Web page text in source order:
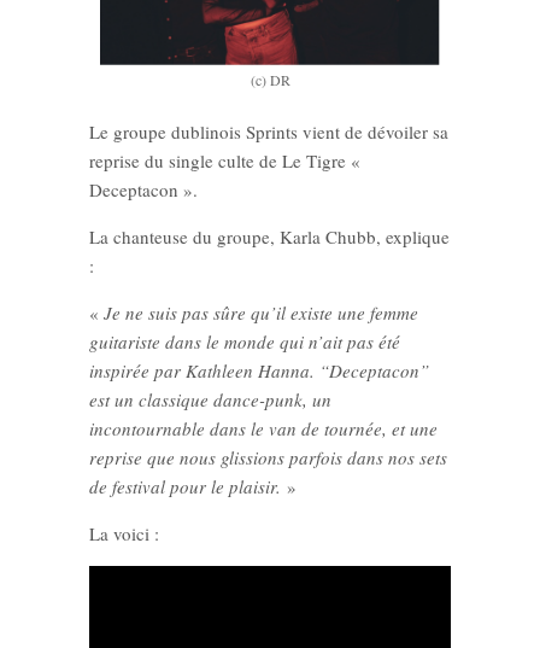
(c) DR
Le groupe dublinois Sprints vient de dévoiler sa
reprise du single culte de Le Tigre «
Deceptacon ».
La chanteuse du groupe, Karla Chubb, explique
:
« Je ne suis pas sûre qu’il existe une femme
guitariste dans le monde qui n’ait pas été
inspirée par Kathleen Hanna. “Deceptacon”
est un classique dance-punk, un
incontournable dans le van de tournée, et une
reprise que nous glissions parfois dans nos sets
de festival pour le plaisir. »
La voici :